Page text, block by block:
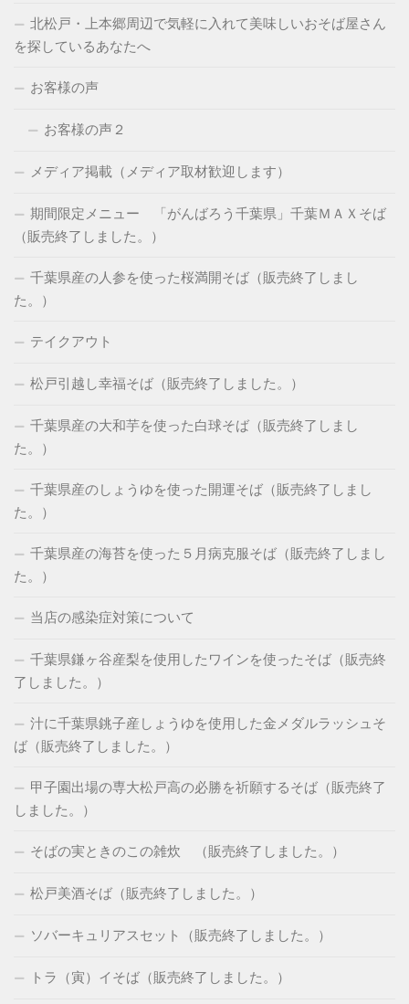
北松戸・上本郷周辺で気軽に入れて美味しいおそば屋さん
を探しているあなたへ
お客様の声
お客様の声２
メディア掲載（メディア取材歓迎します）
期間限定メニュー 「がんばろう千葉県」千葉ＭＡＸそば
（販売終了しました。）
千葉県産の人参を使った桜満開そば（販売終了しまし
た。）
テイクアウト
松戸引越し幸福そば（販売終了しました。）
千葉県産の大和芋を使った白球そば（販売終了しまし
た。）
千葉県産のしょうゆを使った開運そば（販売終了しまし
た。）
千葉県産の海苔を使った５月病克服そば（販売終了しまし
た。）
当店の感染症対策について
千葉県鎌ヶ谷産梨を使用したワインを使ったそば（販売終
了しました。）
汁に千葉県銚子産しょうゆを使用した金メダルラッシュそ
ば（販売終了しました。）
甲子園出場の専大松戸高の必勝を祈願するそば（販売終了
しました。）
そばの実ときのこの雑炊 （販売終了しました。）
松戸美酒そば（販売終了しました。）
ソバーキュリアスセット（販売終了しました。）
トラ（寅）イそば（販売終了しました。）